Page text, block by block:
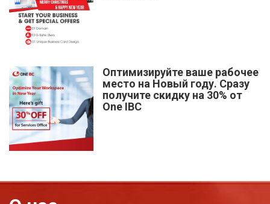
Оптимизируйте ваше рабочее
место на Новый году. Сразу
получите скидку на 30% от
One IBC